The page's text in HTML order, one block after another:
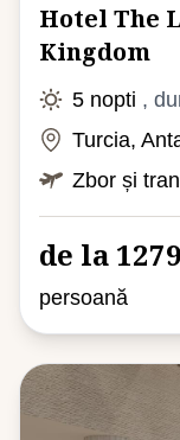
Hotel The
Kingdom
5 nopti ,
Turcia,
Zbor și
de la
persoană